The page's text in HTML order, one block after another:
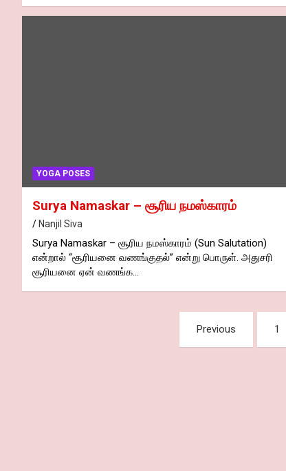
YOGA POSES
Surya Namaskar – சூரிய நமஸ்காரம்
Nanjil Siva
Surya Namaskar – சூரிய நமஸ்காரம் (Sun Salutation)
என்றால் “சூரியனை வணங்குதல்” என்று பொருள். அதுசரி
சூரியனை ஏன் வணங்க…
Previous 1